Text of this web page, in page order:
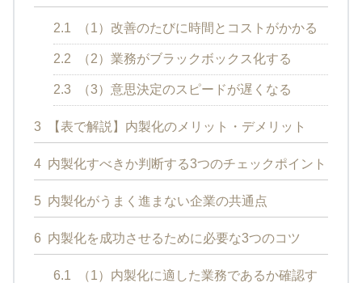
2.1 （1）改善のたびに時間とコストがかかる
2.2 （2）業務がブラックボックス化する
2.3 （3）意思決定のスピードが遅くなる
3 【表で解説】内製化のメリット・デメリット
4 内製化すべきか判断する3つのチェックポイント
5 内製化がうまく進まない企業の共通点
6 内製化を成功させるために必要な3つのコツ
6.1
（1）内製化に適した業務であるか確認す